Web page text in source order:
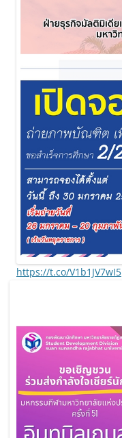
https://t.co/V1b1JV7wI5